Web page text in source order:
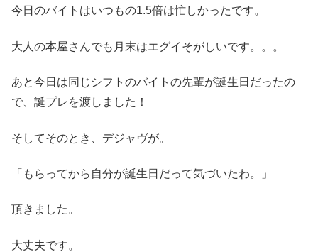
今日のバイトはいつもの1.5倍は忙しかったです。
大人の本屋さんでも月末はエグイそがしいです。。。
あと今日は同じシフトのバイトの先輩が誕生日だったの
で、誕プレを渡しました！
そしてそのとき、デジャヴが。
「もらってから自分が誕生日だって気づいたわ。」
頂きました。
大丈夫です。